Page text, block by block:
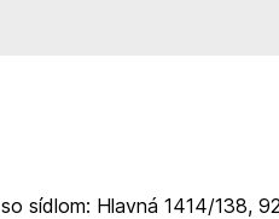
so sídlom: Hlavná 1414/138,